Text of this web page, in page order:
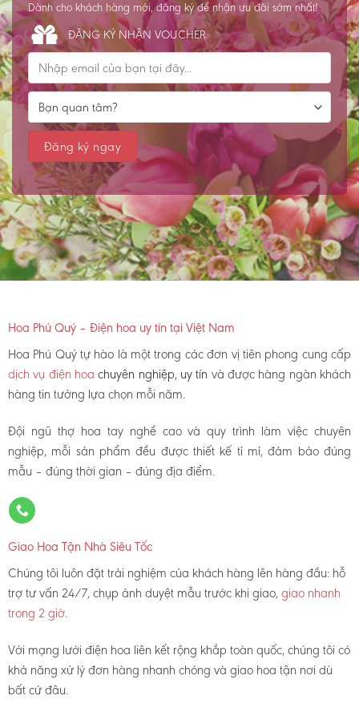
Dành cho khách hàng mới, đăng ký để nhận ưu đãi sớm nhất!
ĐĂNG KÝ NHẬN VOUCHER
Hoa Phú Quý – Điện hoa uy tín tại Việt Nam
Hoa Phú Quý tự hào là một trong các đơn vị tiên phong cung cấp
dịch vụ điện hoachuyên nghiệp, uy tín và được hàng ngàn khách
hàng tin tưởng lựa chọn mỗi năm.
Đội ngũ thợ hoa tay nghề cao và quy trình làm việc chuyên
nghiệp, mỗi sản phẩm đều được thiết kế tỉ mỉ, đảm bảo đúng
mẫu – đúng thời gian – đúng địa điểm.
Giao Hoa Tận Nhà Siêu Tốc
Chúng tôi luôn đặt trải nghiệm của khách hàng lên hàng đầu: hỗ
trợ tư vấn 24/7, chụp ảnh duyệt mẫu trước khi giao,giao nhanh
trong 2 giờ.
Với mạng lưới điện hoa liên kết rộng khắp toàn quốc, chúng tôi có
khả năng xử lý đơn hàng nhanh chóng và giao hoa tận nơi dù
bất cứ đâu.